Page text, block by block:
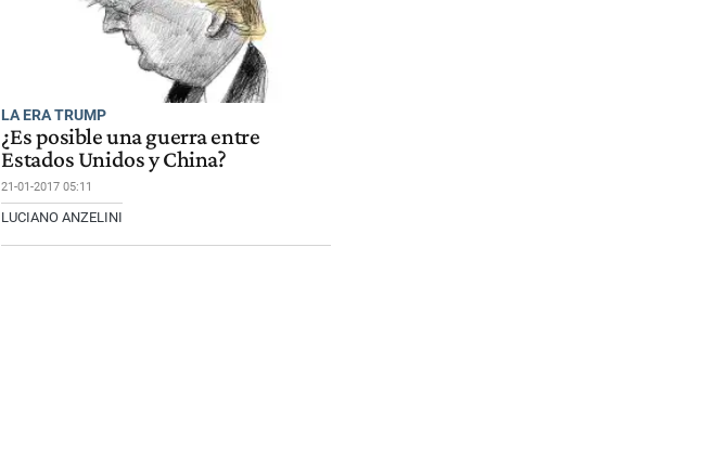
LA ERA TRUMP
¿Es posible una guerra entre
Estados Unidos y China?
21-01-2017 05:11
LUCIANO ANZELINI